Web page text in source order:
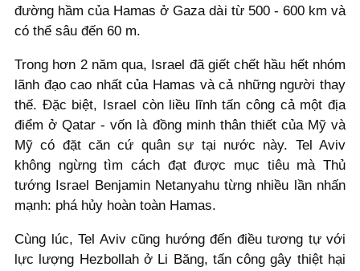
đường hầm của Hamas ở Gaza dài từ 500 - 600 km và
có thể sâu đến 60 m.
Trong hơn 2 năm qua, Israel đã giết chết hầu hết nhóm
lãnh đạo cao nhất của Hamas và cả những người thay
thế. Đặc biệt, Israel còn liều lĩnh tấn công cả một địa
điểm ở Qatar - vốn là đồng minh thân thiết của Mỹ và
Mỹ có đặt căn cứ quân sự tại nước này. Tel Aviv
không ngừng tìm cách đạt được mục tiêu mà Thủ
tướng Israel Benjamin Netanyahu từng nhiều lần nhấn
mạnh: phá hủy hoàn toàn Hamas.
Cùng lúc, Tel Aviv cũng hướng đến điều tương tự với
lực lượng Hezbollah ở Li Băng, tấn công gây thiệt hại